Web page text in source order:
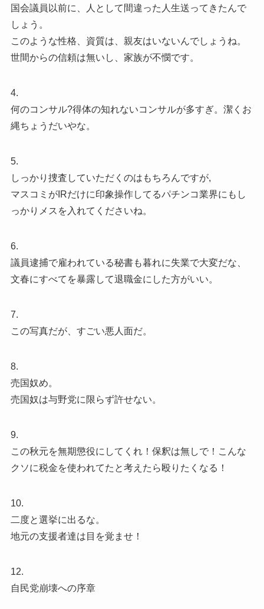
国会議員以前に、人として間違った人生送ってきたんで
しょう。
このような性格、資質は、親友はいないんでしょうね。
世間からの信頼は無いし、家族が不憫です。
4.
何のコンサル?得体の知れないコンサルが多すぎ。潔くお
縄ちょうだいやな。
5.
しっかり捜査していただくのはもちろんですが,
マスコミがIRだけに印象操作してるパチンコ業界にもし
っかりメスを入れてくださいね。
6.
議員逮捕で雇われている秘書も暮れに失業で大変だな、
文春にすべてを暴露して退職金にした方がいい。
7.
この写真だが、すごい悪人面だ。
8.
売国奴め。
売国奴は与野党に限らず許せない。
9.
この秋元を無期懲役にしてくれ！保釈は無しで！こんな
クソに税金を使われてたと考えたら殴りたくなる！
10.
二度と選挙に出るな。
地元の支援者達は目を覚ませ！
12.
自民党崩壊への序章